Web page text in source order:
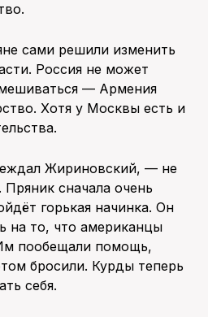
сами решили изменить
Россия не может
— Армения
Хотя у Москвы есть и
Жириновский, — не
Пряник сначала очень
горькая начинка. Он
на то, что американцы
пообещали помощь,
бросили. Курды теперь
себя.